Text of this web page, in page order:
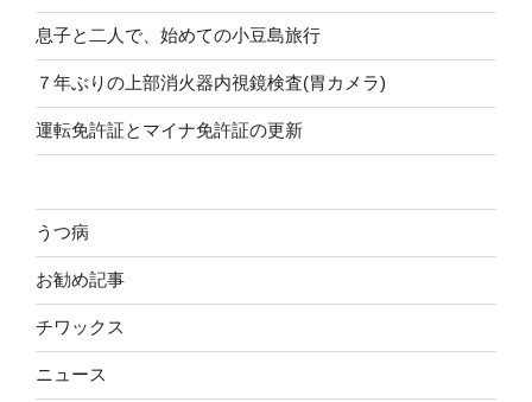
息子と二人で、始めての小豆島旅行
７年ぶりの上部消火器内視鏡検査(胃カメラ)
運転免許証とマイナ免許証の更新
うつ病
お勧め記事
チワックス
ニュース